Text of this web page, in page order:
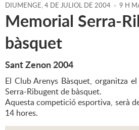
DIUMENGE,4 DE JULIOL DE 2004 - 9 H
Memorial Serra-
bàsquet
Sant Zenon 2004
El Club Arenys Bàsquet, organitza
Serra-Ribugent de bàsquet.
Aquesta competició esportiva, serà
14 hores.